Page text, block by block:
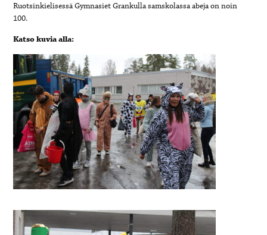
Ruotsinkielisessä Gymnasiet Grankulla samskolassa abeja on noin
100.
Katso kuvia alla: